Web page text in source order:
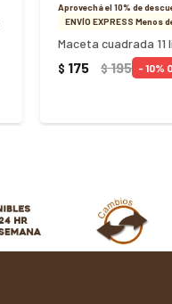
Aprovechá el 10% de
ENVÍO EXPRESS Menos
$ 175 $195 10